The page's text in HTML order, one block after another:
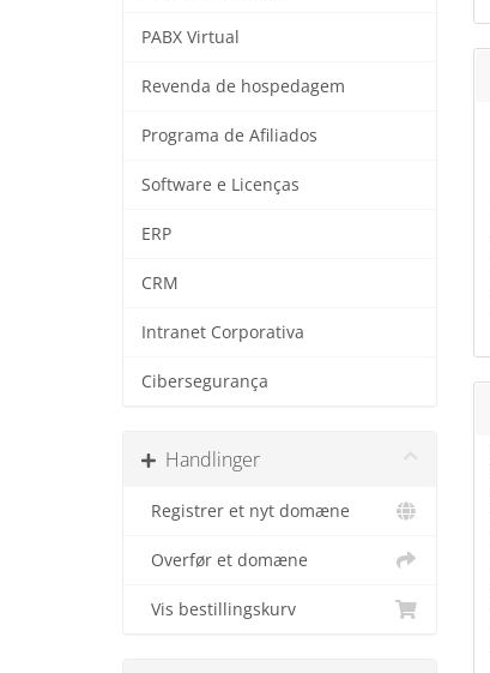
PABX Virtual
Revenda de hospedagem
Programa de Afiliados
Software e Licenças
ERP
CRM
Intranet Corporativa
Cibersegurança
Handlinger
Registrer et nyt domæne
Overfør et domæne
Vis bestillingskurv